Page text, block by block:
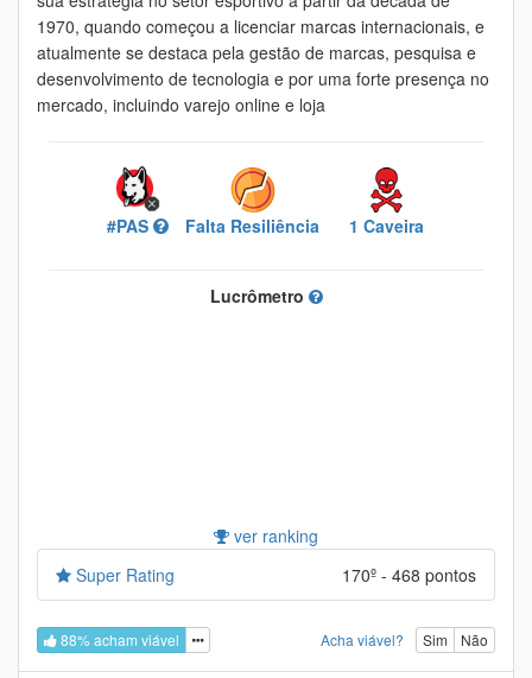
1970, quando começou a licenciar marcas internacionais, e
atualmente se destaca pela gestão de marcas, pesquisa e
desenvolvimento de tecnologia e por uma forte presença no
mercado, incluindo varejo online e loja
#PAS Falta Resiliência 1 Caveira
Lucrômetro
ver ranking
Super Rating
170º - 468 pontos
88% acham viável Acha viável? Sim Não